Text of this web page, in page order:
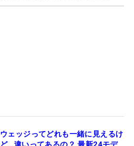
ウェッジってどれも一緒に見えるけ